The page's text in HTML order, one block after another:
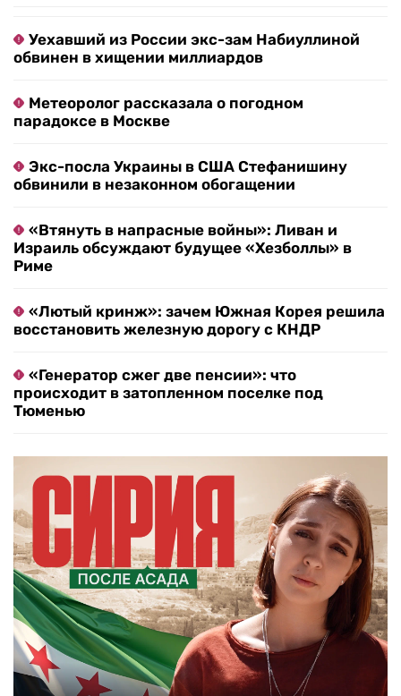
Уехавший из России экс-зам Набиуллиной
обвинен в хищении миллиардов
Метеоролог рассказала о погодном
парадоксе в Москве
Экс-посла Украины в США Стефанишину
обвинили в незаконном обогащении
«Втянуть в напрасные войны»: Ливан и
Израиль обсуждают будущее «Хезболлы» в
Риме
«Лютый кринж»: зачем Южная Корея решила
восстановить железную дорогу с КНДР
«Генератор сжег две пенсии»: что
происходит в затопленном поселке под
Тюменью